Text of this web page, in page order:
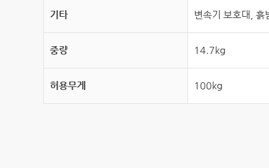
기타 변속기 보호대, 흙
중량 14.7kg
허용무게 100kg